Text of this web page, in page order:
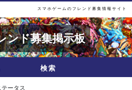
スマホゲームのフレンド募集情報サイト
ンド募集掲示板
検索
テータス